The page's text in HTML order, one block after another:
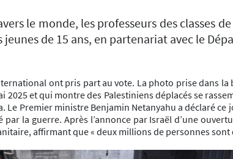
le monde, les professeurs des classes
de 15 ans, en partenariat avec le
ont pris part au vote. La photo prise dans la
2025 et qui montre des Palestiniens déplacés se
Premier ministre Benjamin Netanyahu a déclaré ce
la guerre. Après l’annonce par Israël d’une
affirmant que « deux millions de personnes